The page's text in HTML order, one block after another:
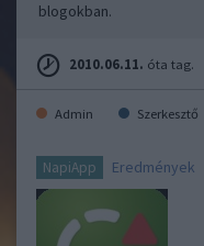
blogokban.
2010.06.11. óta tag.
Admin Szerkesztő
NapiApp Eredmények